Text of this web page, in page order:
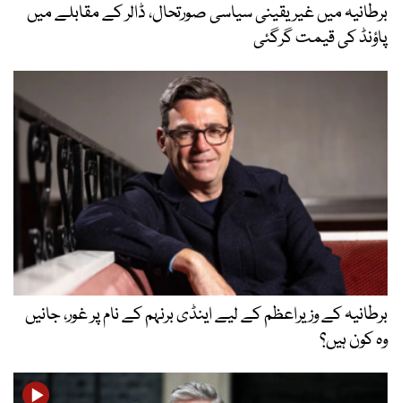
برطانیہ میں غیر یقینی سیاسی صورتحال، ڈالر کے مقابلے میں
پاؤنڈ کی قیمت گرگئی
برطانیہ کے وزیراعظم کے لیے اینڈی برنہم کے نام پر غور، جانیں
وہ کون ہیں؟